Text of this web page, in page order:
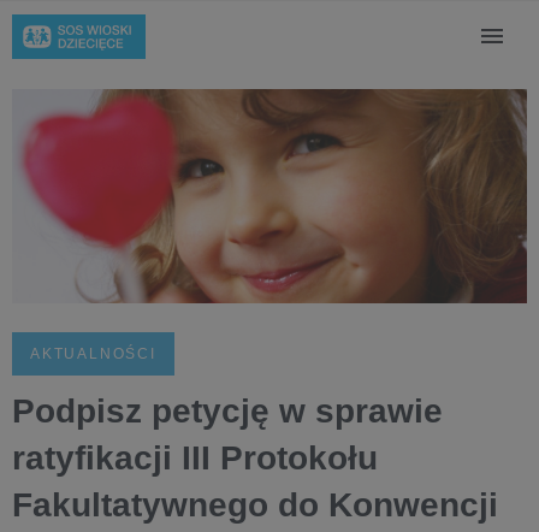
AKTUALNOŚCI
Podpisz petycję w sprawie
ratyfikacji III Protokołu
Fakultatywnego do Konwencji